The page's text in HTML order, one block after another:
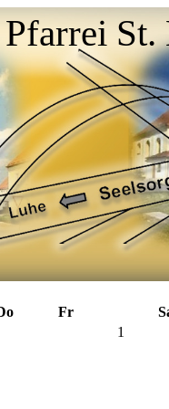
Pfarrei
Fr
1